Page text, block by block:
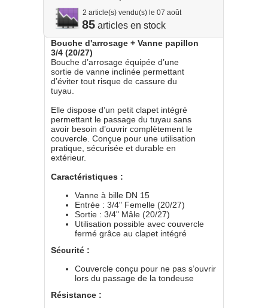
85
2 article(s) vendu(s) le 07 août
Bouche d'arrosage + Vanne papillon
3/4 (20/27)
Bouche d’arrosage équipée d’une
sortie de vanne inclinée permettant
d’éviter tout risque de cassure du
tuyau.
Elle dispose d’un petit clapet intégré
permettant le passage du tuyau sans
avoir besoin d’ouvrir complètement le
couvercle. Conçue pour une utilisation
pratique, sécurisée et durable en
extérieur.
Caractéristiques :
Vanne à bille DN 15
Entrée : 3/4" Femelle (20/27)
Sortie : 3/4" Mâle (20/27)
Utilisation possible avec couvercle
fermé grâce au clapet intégré
Sécurité :
Couvercle conçu pour ne pas s’ouvrir
lors du passage de la tondeuse
Résistance :